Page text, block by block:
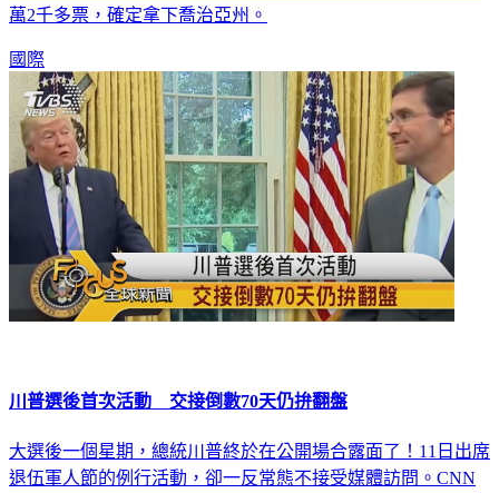
萬2千多票，確定拿下喬治亞州。
國際
川普選後首次活動 交接倒數70天仍拚翻盤
大選後一個星期，總統川普終於在公開場合露面了！11日出席
退伍軍人節的例行活動，卻一反常態不接受媒體訪問。CNN